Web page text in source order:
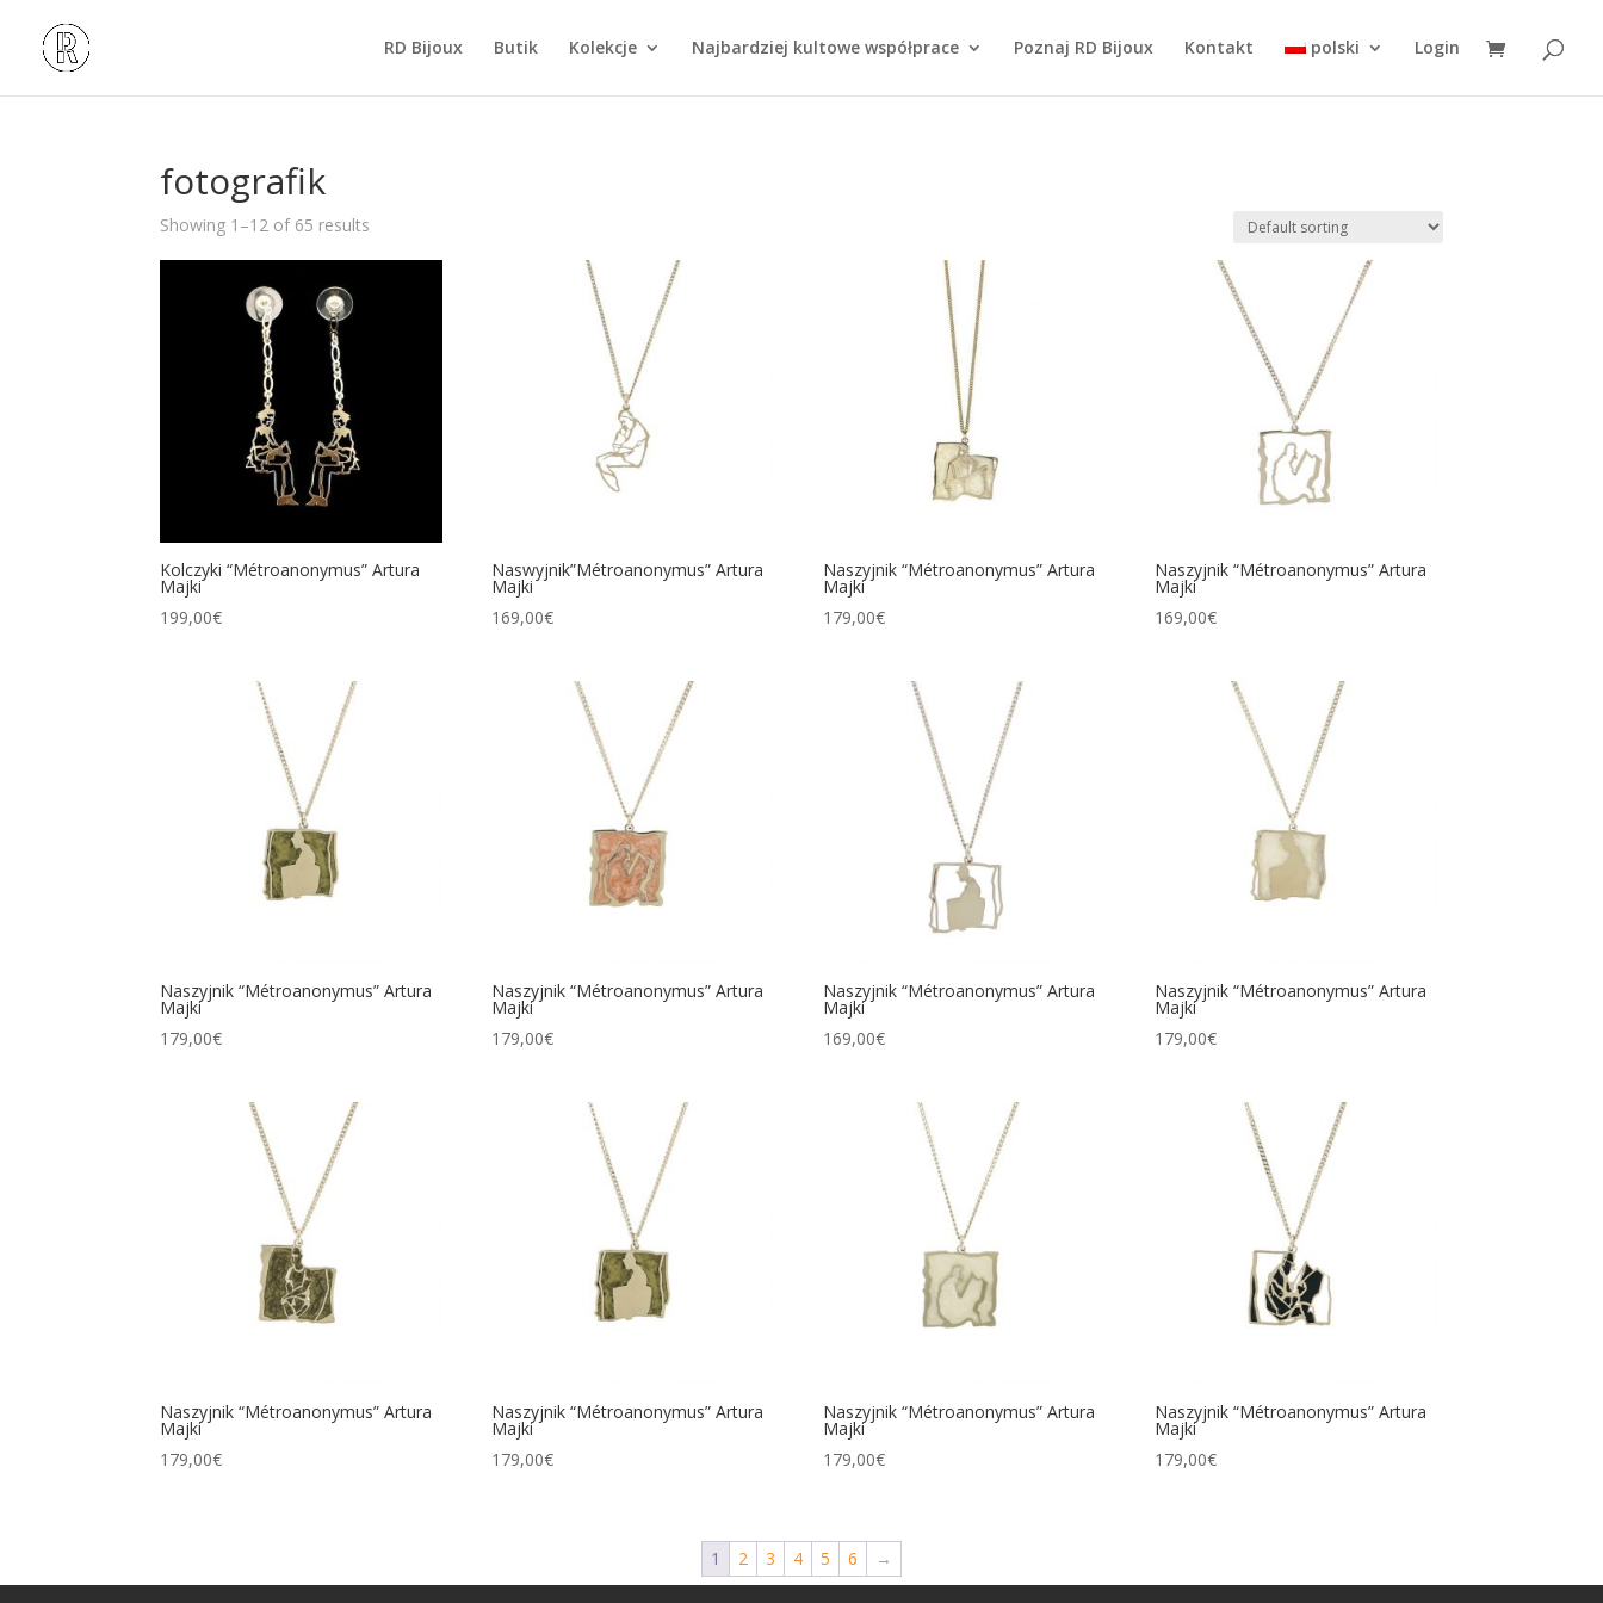
RD Bijoux Butik Kolekcje Najbardziej kultowe współprace Poznaj RD Bijoux Kontakt polski Login
fotografik
Showing 1–12 of 65 results
Kolczyki “Métroanonymus” Artura
Majki
199,00€
Naswyjnik”Métroanonymus” Artura
Majki
169,00€
Naszyjnik “Métroanonymus” Artura
Majki
179,00€
Naszyjnik “Métroanonymus” Artura
Majki
169,00€
Naszyjnik “Métroanonymus” Artura
Majki
179,00€
Naszyjnik “Métroanonymus” Artura
Majki
179,00€
Naszyjnik “Métroanonymus” Artura
Majki
169,00€
Naszyjnik “Métroanonymus” Artura
Majki
179,00€
Naszyjnik “Métroanonymus” Artura
Majki
179,00€
Naszyjnik “Métroanonymus” Artura
Majki
179,00€
Naszyjnik “Métroanonymus” Artura
Majki
179,00€
Naszyjnik “Métroanonymus” Artura
Majki
179,00€
1 2 3 4 5 6 →